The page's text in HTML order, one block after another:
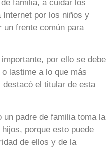
familia, a cuidar los
Internet por los niños y
un frente común para
por ello se debe
lastime a lo que más
el titular de esta
un padre de familia toma la
porque esto puede
de ellos y de la